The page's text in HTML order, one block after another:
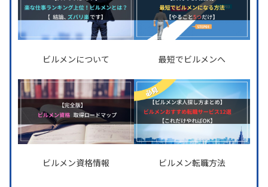
ビルメンについて 最短でビルメンへ
ビルメン資格情報 ビルメン転職方法